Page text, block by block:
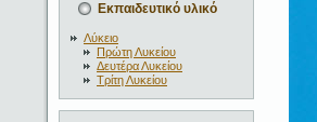
Εκπαιδευτικό υλικό
Λύκειο
Πρώτη Λυκείου
Δευτέρα Λυκείου
Τρίτη Λυκείου